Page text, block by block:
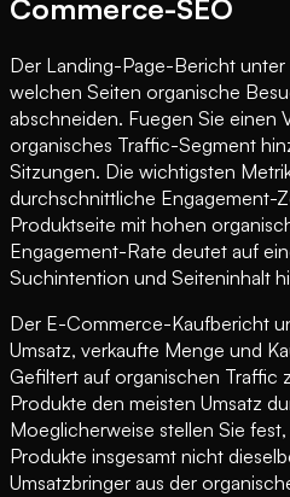
Commerce-SEO
Der Landing-Page-Bericht
welchen Seiten organische
abschneiden. Fuegen Sie einen
organisches Traffic-Segment
Sitzungen. Die wichtigsten
durchschnittliche Engagement-
Produktseite mit hohen
Engagement-Rate deutet auf
Suchintention und Seiteninhalt
Der E-Commerce-Kaufbericht
Umsatz, verkaufte Menge und
Gefiltert auf organischen Traffic
Produkte den meisten Umsatz
Moeglicherweise stellen Sie
Produkte insgesamt nicht
Umsatzbringer aus der